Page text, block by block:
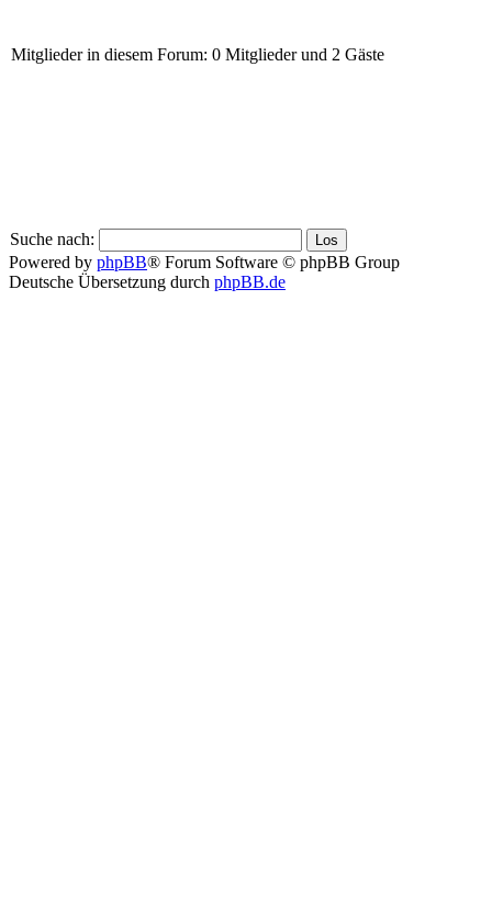
Mitglieder in diesem Forum: 0 Mitglieder und 2 Gäste
Suche nach:
Powered by phpBB® Forum Software © phpBB Group
Deutsche Übersetzung durch phpBB.de